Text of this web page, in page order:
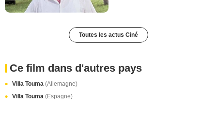
Toutes les actus Ciné
Ce film dans d'autres pays
Villa Touma (Allemagne)
Villa Touma (Espagne)